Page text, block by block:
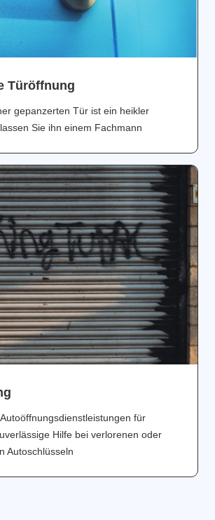
Türöffnung
gepanzerten Tür ist ein heikler
Sie ihn einem Fachmann
für
Hilfe bei verlorenen oder
Autoschlüsseln